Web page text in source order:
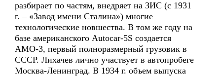
разбирает по частям, внедряет на ЗИС (с 1931
г. – «Завод имени Сталина») многие
технологические новшества. В том же году на
базе американского Autocar-5S создается
АМО-3, первый полноразмерный грузовик в
СССР. Лихачев лично участвует в автопробеге
Москва-Ленинград. В 1934 г. объем выпуска